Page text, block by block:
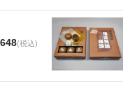
(税込)